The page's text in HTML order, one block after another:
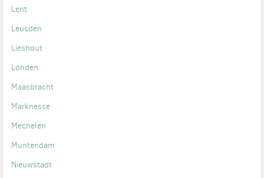
Lent
Leusden
Lieshout
Londen
Maasbracht
Marknesse
Mechelen
Muntendam
Nieuwstadt